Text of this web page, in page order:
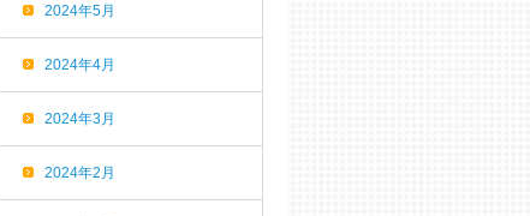
2024年5月
2024年4月
2024年3月
2024年2月